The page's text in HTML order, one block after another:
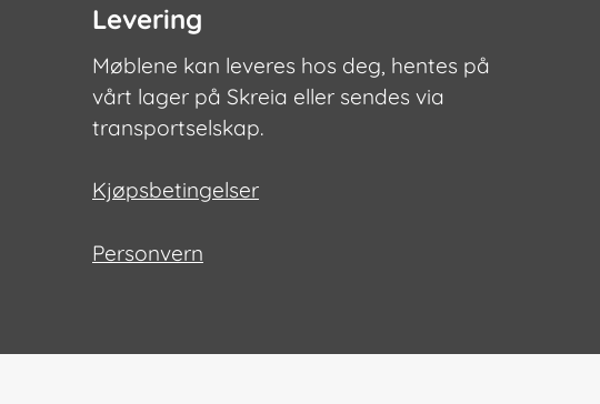
Levering
Møblene kan leveres hos deg, hentes på
vårt lager på Skreia eller sendes via
transportselskap.
Kjøpsbetingelser
Personvern